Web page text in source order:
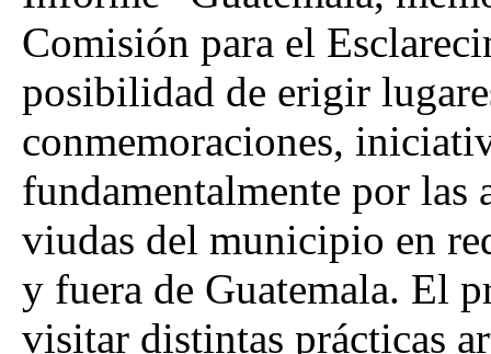
Comisión para el
posibilidad de erigir
conmemoraciones,
fundamentalmente por las
viudas del municipio en
y fuera de Guatemala. El
visitar distintas prácticas